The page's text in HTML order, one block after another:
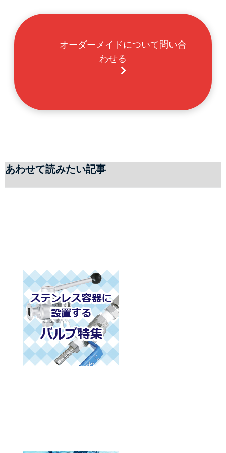
わせる
あわせて読みたい記事